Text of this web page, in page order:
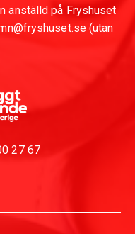
anställd på Fryshuset
(utan
27 67